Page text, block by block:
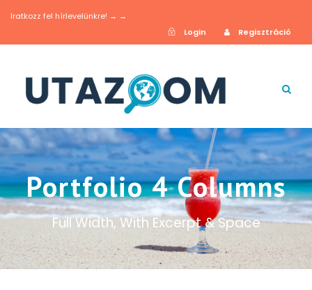
Iratkozz fel hírlevelünkre! → →
Login
Regisztráció
Portfolio 4 Columns
Full Width, With Excerpt & Space